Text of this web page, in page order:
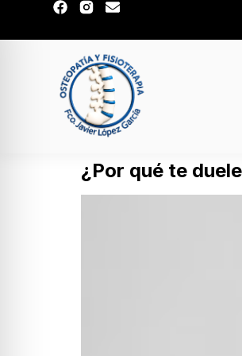
¿Por qué te